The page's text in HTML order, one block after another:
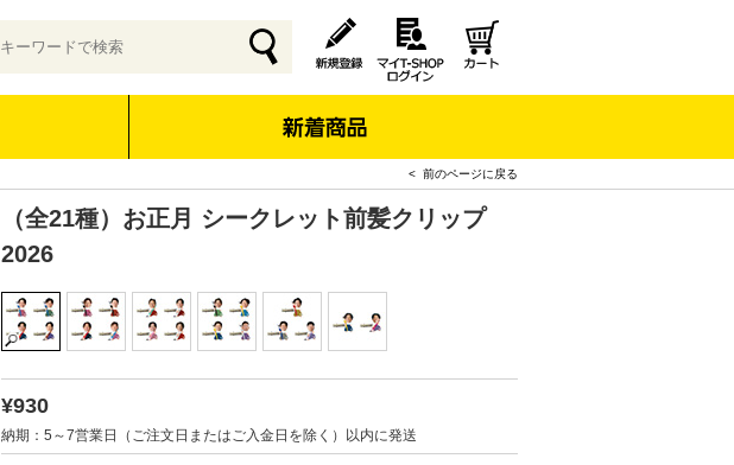
< 前のページに戻る
（全21種）お正月 シークレット前髪クリップ
2026
¥930
納期：5～7営業日（ご注文日またはご入金日を除く）以内に発送